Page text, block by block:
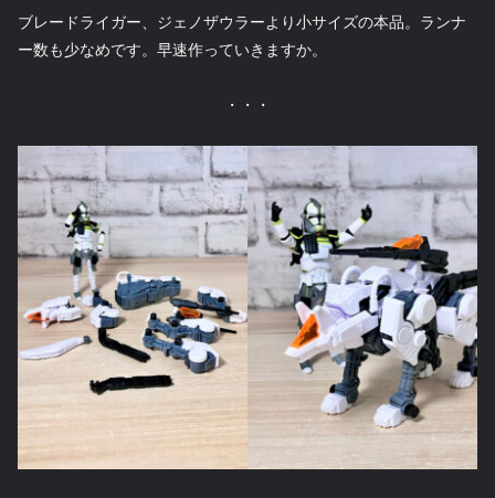
ブレードライガー、ジェノザウラーより小サイズの本品。ランナ
ー数も少なめです。早速作っていきますか。
・・・